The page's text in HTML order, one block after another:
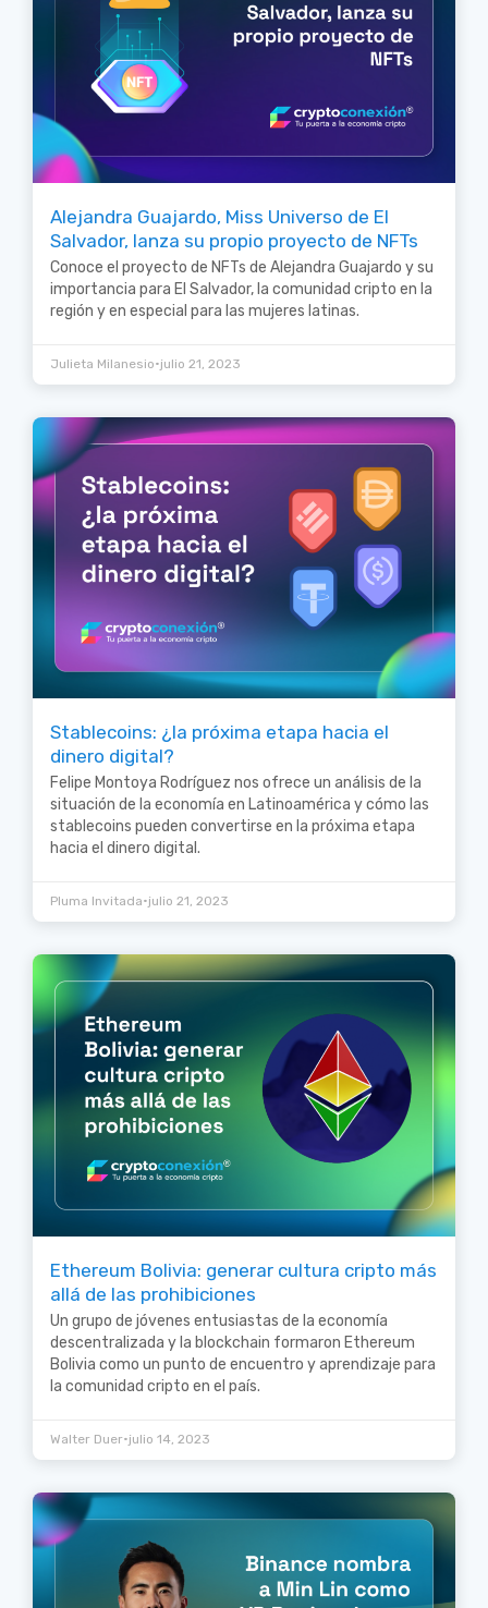
Alejandra Guajardo, Miss Universo de El
Salvador, lanza su propio proyecto de NFTs
Conoce el proyecto de NFTs de Alejandra Guajardo y su
importancia para El Salvador, la comunidad cripto en la
región y en especial para las mujeres latinas.
Julieta Milanesio•julio 21, 2023
Stablecoins: ¿la próxima etapa hacia el
dinero digital?
Felipe Montoya Rodríguez nos ofrece un análisis de la
situación de la economía en Latinoamérica y cómo las
stablecoins pueden convertirse en la próxima etapa
hacia el dinero digital.
Pluma Invitada•julio 21, 2023
Ethereum Bolivia: generar cultura cripto más
allá de las prohibiciones
Un grupo de jóvenes entusiastas de la economía
descentralizada y la blockchain formaron Ethereum
Bolivia como un punto de encuentro y aprendizaje para
la comunidad cripto en el país.
Walter Duer•julio 14, 2023